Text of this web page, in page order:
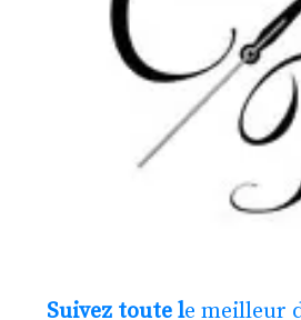
Suivez toute le meilleur